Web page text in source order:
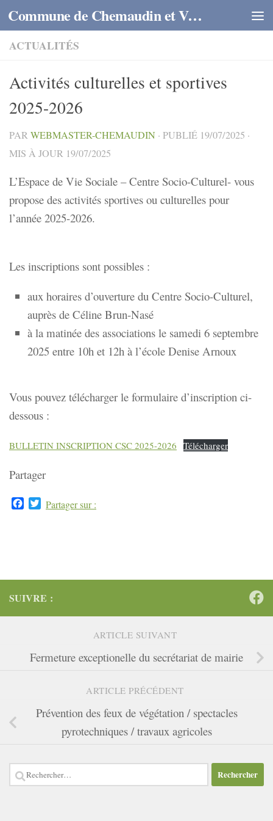
Skip to content Commune de Chemaudin et Vaux
ACTUALITÉS
Activités culturelles et sportives
2025-2026
PAR WEBMASTER-CHEMAUDIN · PUBLIÉ 19/07/2025 ·
MIS À JOUR 19/07/2025
L’Espace de Vie Sociale – Centre Socio-Culturel- vous
propose des activités sportives ou culturelles pour
l’année 2025-2026.
Les inscriptions sont possibles :
aux horaires d’ouverture du Centre Socio-Culturel,
auprès de Céline Brun-Nasé
à la matinée des associations le samedi 6 septembre
2025 entre 10h et 12h à l’école Denise Arnoux
Vous pouvez télécharger le formulaire d’inscription ci-
dessous :
BULLETIN INSCRIPTION CSC 2025-2026 Télécharger
Partager
Facebook
Twitter
Partager sur :
SUIVRE :
ARTICLE SUIVANT
Fermeture exceptionelle du secrétariat de mairie
ARTICLE PRÉCÉDENT
Prévention des feux de végétation / spectacles
pyrotechniques / travaux agricoles
Rechercher :